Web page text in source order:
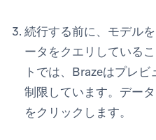
続行する前に、モデル
ータをクエリしている
トでは、Brazeはプレ
制限しています。データ
をクリックします。